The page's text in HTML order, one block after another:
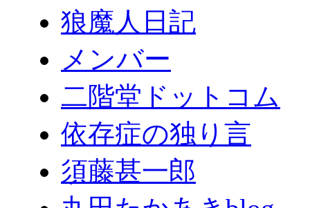
狼魔人日記
メンバー
二階堂ドットコム
依存症の独り言
須藤甚一郎